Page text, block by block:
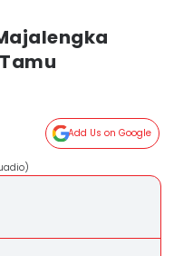
Add Us on Google